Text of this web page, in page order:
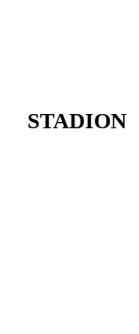
STADION